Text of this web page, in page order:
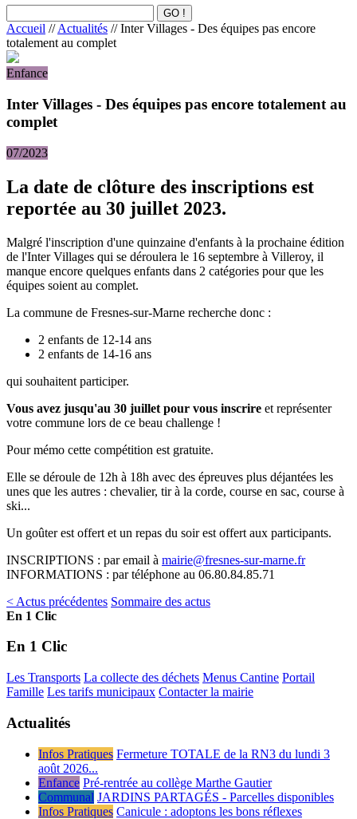
Accueil //Actualités // Inter Villages - Des équipes pas encore
totalement au complet
Enfance
Inter Villages - Des équipes pas encore totalement au
complet
07/2023
La date de clôture des inscriptions est
reportée au 30 juillet 2023.
Malgré l'inscription d'une quinzaine d'enfants à la prochaine édition
de l'Inter Villages qui se déroulera le 16 septembre à Villeroy, il
manque encore quelques enfants dans 2 catégories pour que les
équipes soient au complet.
La commune de Fresnes-sur-Marne recherche donc :
2 enfants de 12-14 ans
2 enfants de 14-16 ans
qui souhaitent participer.
Vous avez jusqu'au 30 juillet pour vous inscrire et représenter
votre commune lors de ce beau challenge !
Pour mémo cette compétition est gratuite.
Elle se déroule de 12h à 18h avec des épreuves plus déjantées les
unes que les autres : chevalier, tir à la corde, course en sac, course à
ski...
Un goûter est offert et un repas du soir est offert aux participants.
INSCRIPTIONS : par email à mairie@fresnes-sur-marne.fr
INFORMATIONS : par téléphone au 06.80.84.85.71
< Actus précédentes Sommaire des actus
En 1 Clic
En 1 Clic
Les Transports La collecte des déchets Menus Cantine Portail
Famille Les tarifs municipaux Contacter la mairie
Actualités
Infos Pratiques Fermeture TOTALE de la RN3 du lundi 3
août 2026...
Enfance Pré-rentrée au collège Marthe Gautier
Communal JARDINS PARTAGÉS - Parcelles disponibles
Infos Pratiques Canicule : adoptons les bons réflexes